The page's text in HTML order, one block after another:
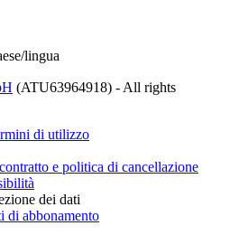
lingua
(ATU63964918) - All rights
di utilizzo
e politica di cancellazione
dei dati
di abbonamento